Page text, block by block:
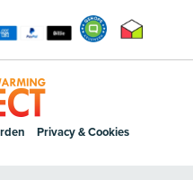
Privacy & Cookies